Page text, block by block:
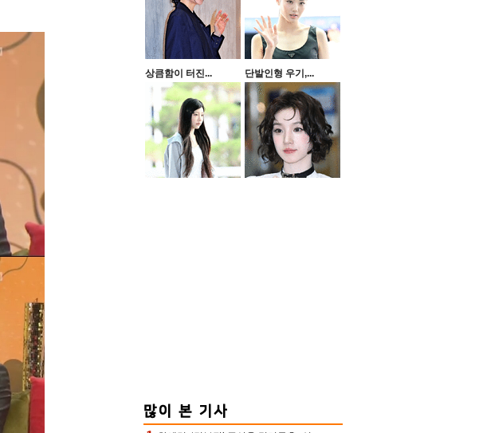
상큼함이 터진... 단발인형 우기,...